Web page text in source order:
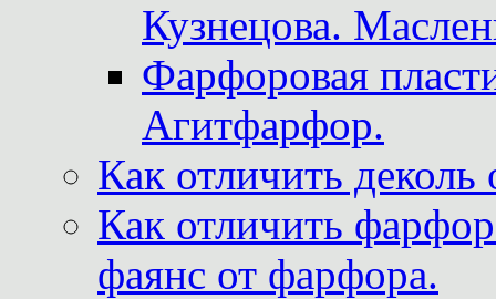
Кузнецова.
Фарфоровая
Агитфарфор.
Как отличить
Как отличить
фаянс от фарфора.